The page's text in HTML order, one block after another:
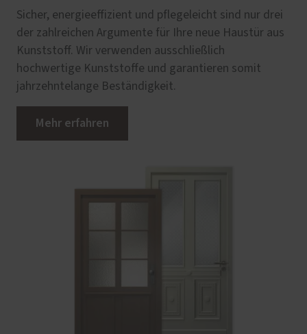
Sicher, energieeffizient und pflegeleicht sind nur drei
der zahlreichen Argumente für Ihre neue Haustür aus
Kunststoff. Wir verwenden ausschließlich
hochwertige Kunststoffe und garantieren somit
jahrzehntelange Beständigkeit.
Mehr erfahren